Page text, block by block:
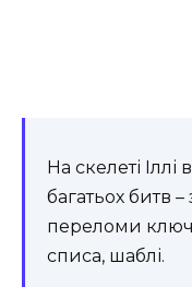
На скелеті
багатьох битв
переломи
списа, шаблі.